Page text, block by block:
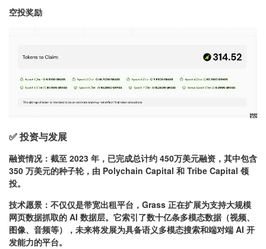
空投奖励
✅ 投资与发展
融资情况：截至 2023 年，已完成总计约 450万美元融资，其中包含
350 万美元的种子轮，由 Polychain Capital 和 Tribe Capital 领
投。
技术愿景 ：不仅仅是带宽出租平台，Grass 正在扩展为支持大规模
网页数据抓取的 AI 数据层。它索引了数十亿条多模态数据（视频、
图像、音频等），未来将发展为具备语义多模态搜索和端对端 AI 开
发能力的平台。